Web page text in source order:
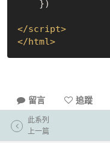
</script>
</html>
留言 追蹤
此系列
上一篇